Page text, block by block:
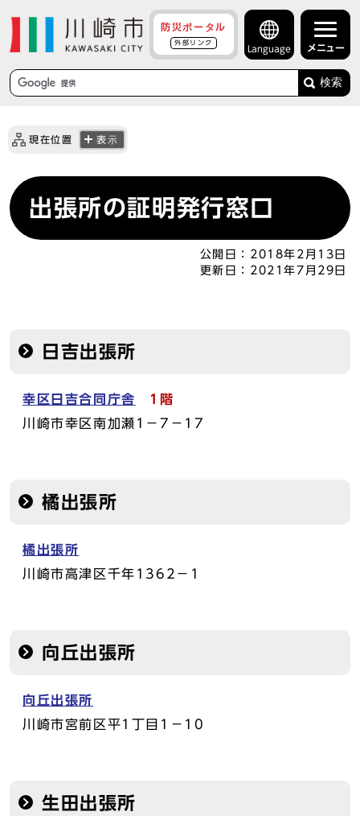
防災ポータル
外部リンク
Language メニュー
検索
現在位置 表示
出張所の証明発行窓口
公開日： 2018年2月13日
更新日： 2021年7月29日
日吉出張所
幸区日吉合同庁舎
1階
川崎市幸区南加瀬1－7－17
橘出張所
橘出張所
川崎市高津区千年1362－1
向丘出張所
向丘出張所
川崎市宮前区平1丁目1－10
生田出張所